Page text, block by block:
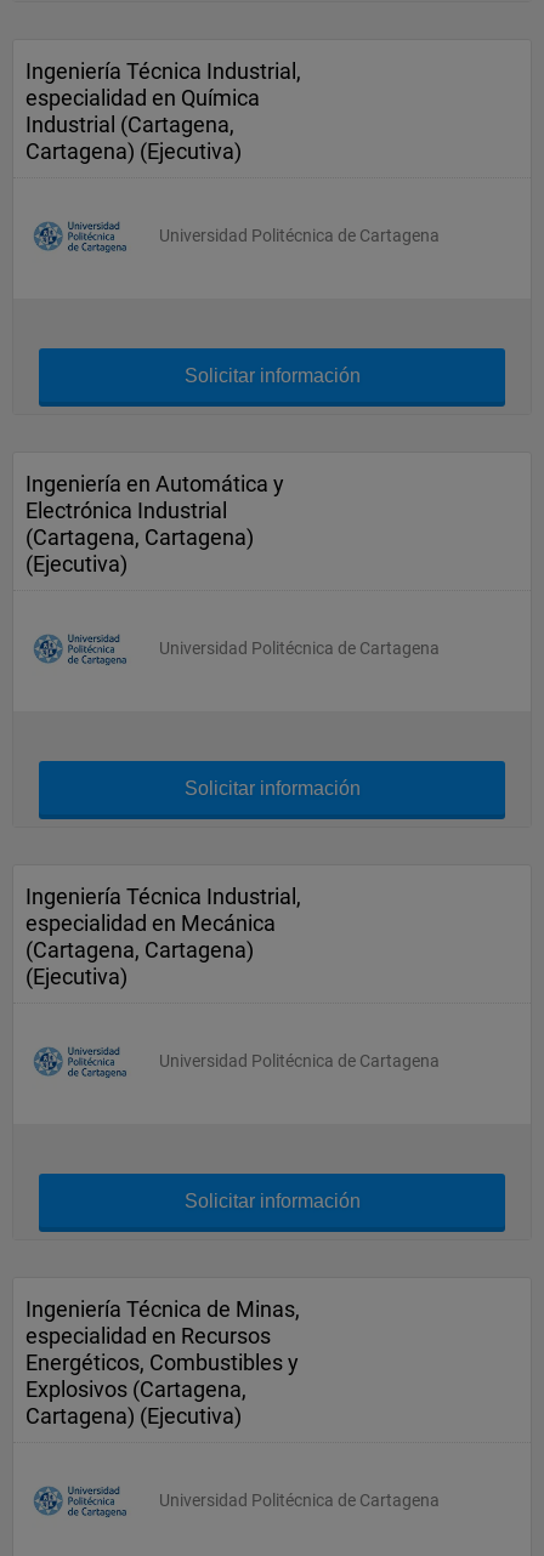
Ingeniería Técnica Industrial,
especialidad en Química
Industrial (Cartagena,
Cartagena) (Ejecutiva)
Universidad Politécnica de Cartagena
Solicitar información
Ingeniería en Automática y
Electrónica Industrial
(Cartagena, Cartagena)
(Ejecutiva)
Universidad Politécnica de Cartagena
Solicitar información
Ingeniería Técnica Industrial,
especialidad en Mecánica
(Cartagena, Cartagena)
(Ejecutiva)
Universidad Politécnica de Cartagena
Solicitar información
Ingeniería Técnica de Minas,
especialidad en Recursos
Energéticos, Combustibles y
Explosivos (Cartagena,
Cartagena) (Ejecutiva)
Universidad Politécnica de Cartagena